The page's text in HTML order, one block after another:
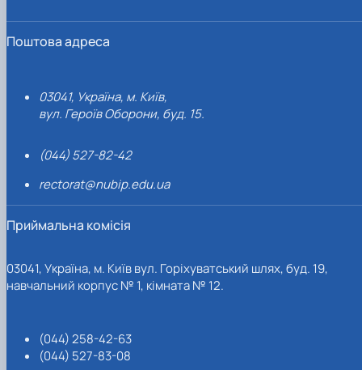
Поштова адреса
03041, Україна, м. Київ,
вул. Героїв Оборони, буд. 15.
(044) 527-82-42
rectorat@nubip.edu.ua
Приймальна комісія
03041, Україна, м. Київ вул. Горіхуватський шлях, буд. 19,
навчальний корпус № 1, кімната № 12.
(044) 258-42-63
(044) 527-83-08